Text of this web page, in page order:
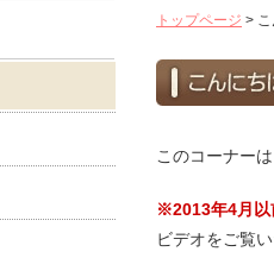
トップページ >
このコーナー
※2013年4月以
ビデオをご覧